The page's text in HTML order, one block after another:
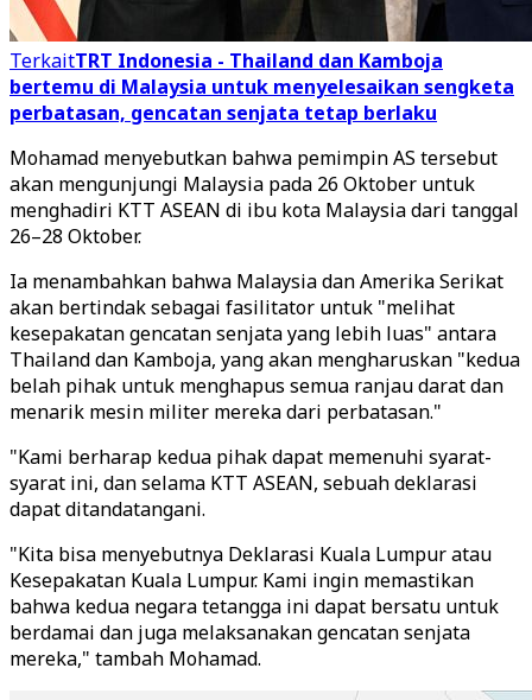
TerkaitTRT Indonesia - Thailand dan Kamboja
bertemu di Malaysia untuk menyelesaikan sengketa
perbatasan, gencatan senjata tetap berlaku
Mohamad menyebutkan bahwa pemimpin AS tersebut
akan mengunjungi Malaysia pada 26 Oktober untuk
menghadiri KTT ASEAN di ibu kota Malaysia dari tanggal
26–28 Oktober.
Ia menambahkan bahwa Malaysia dan Amerika Serikat
akan bertindak sebagai fasilitator untuk "melihat
kesepakatan gencatan senjata yang lebih luas" antara
Thailand dan Kamboja, yang akan mengharuskan "kedua
belah pihak untuk menghapus semua ranjau darat dan
menarik mesin militer mereka dari perbatasan."
"Kami berharap kedua pihak dapat memenuhi syarat-
syarat ini, dan selama KTT ASEAN, sebuah deklarasi
dapat ditandatangani.
"Kita bisa menyebutnya Deklarasi Kuala Lumpur atau
Kesepakatan Kuala Lumpur. Kami ingin memastikan
bahwa kedua negara tetangga ini dapat bersatu untuk
berdamai dan juga melaksanakan gencatan senjata
mereka," tambah Mohamad.